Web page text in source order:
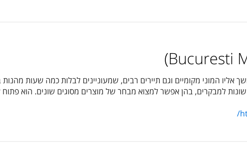
הגדול הזה, שנפתח בעיר בשנת 1999, מושך אליו המוני מקומיים וגם תיירים רבים, שמעוניינים